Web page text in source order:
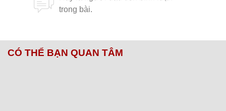
CÓ THỂ BẠN QUAN TÂM